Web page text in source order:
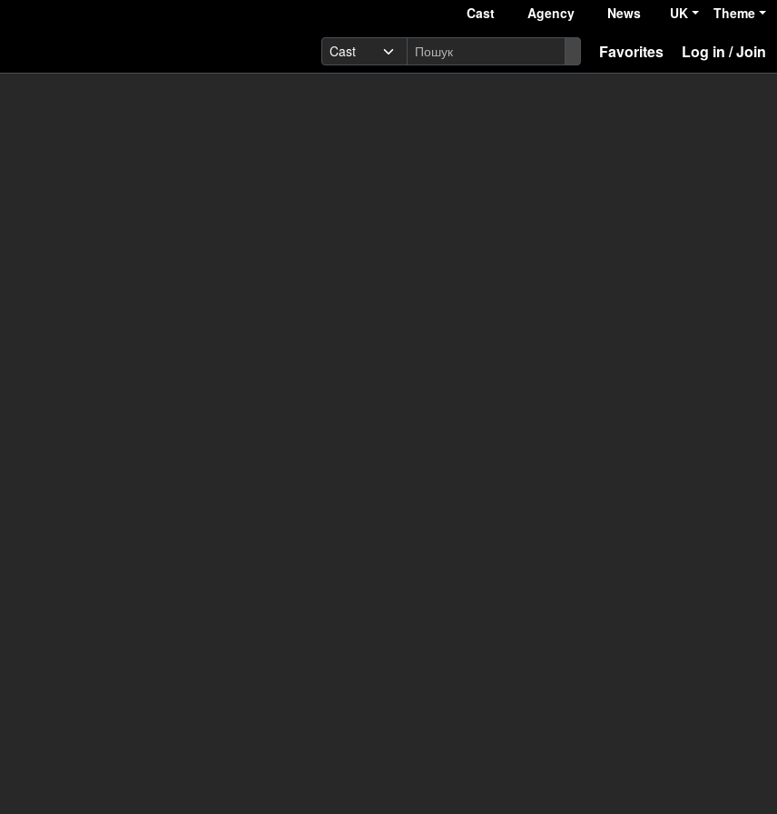
Cast Agency News UK Theme
Favorites Log in / Join